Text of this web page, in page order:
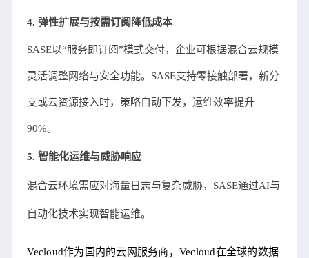
4. 弹性扩展与按需订阅降低成本
SASE以“服务即订阅”模式交付，企业可根据混合云规模
灵活调整网络与安全功能。SASE支持零接触部署，新分
支或云资源接入时，策略自动下发，运维效率提升
90%。
5. 智能化运维与威胁响应
混合云环境需应对海量日志与复杂威胁，SASE通过AI与
自动化技术实现智能运维。
Vecloud作为国内的云网服务商，Vecloud在全球的数据